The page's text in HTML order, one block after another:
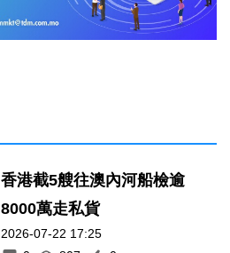
香港截5艘往澳內河船檢逾
8000萬走私貨
2026-07-22 17:25